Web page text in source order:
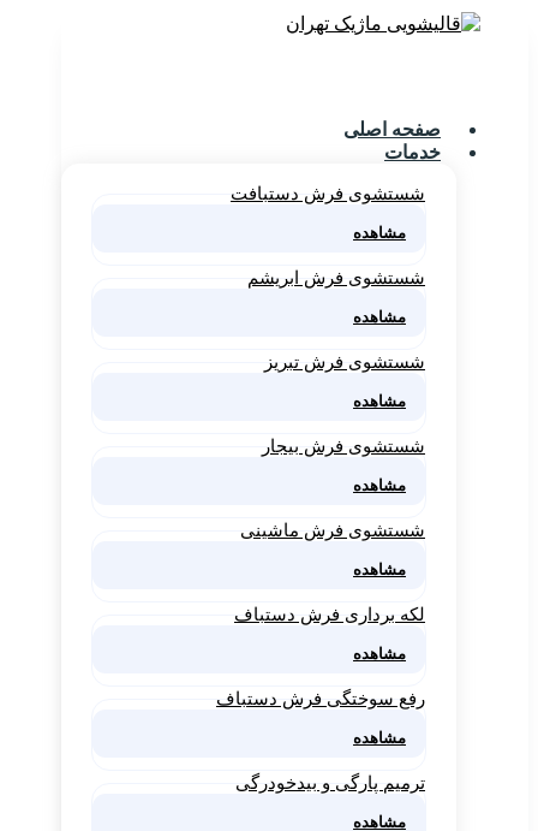
صفحه اصلی
خدمات
شستشوی فرش دستبافت
مشاهده
شستشوی فرش ابریشم
مشاهده
شستشوی فرش تبریز
مشاهده
شستشوی فرش بیجار
مشاهده
شستشوی فرش ماشینی
مشاهده
لکه برداری فرش دستباف
مشاهده
رفع سوختگی فرش دستباف
مشاهده
ترمیم پارگی و بیدخودرگی
مشاهده